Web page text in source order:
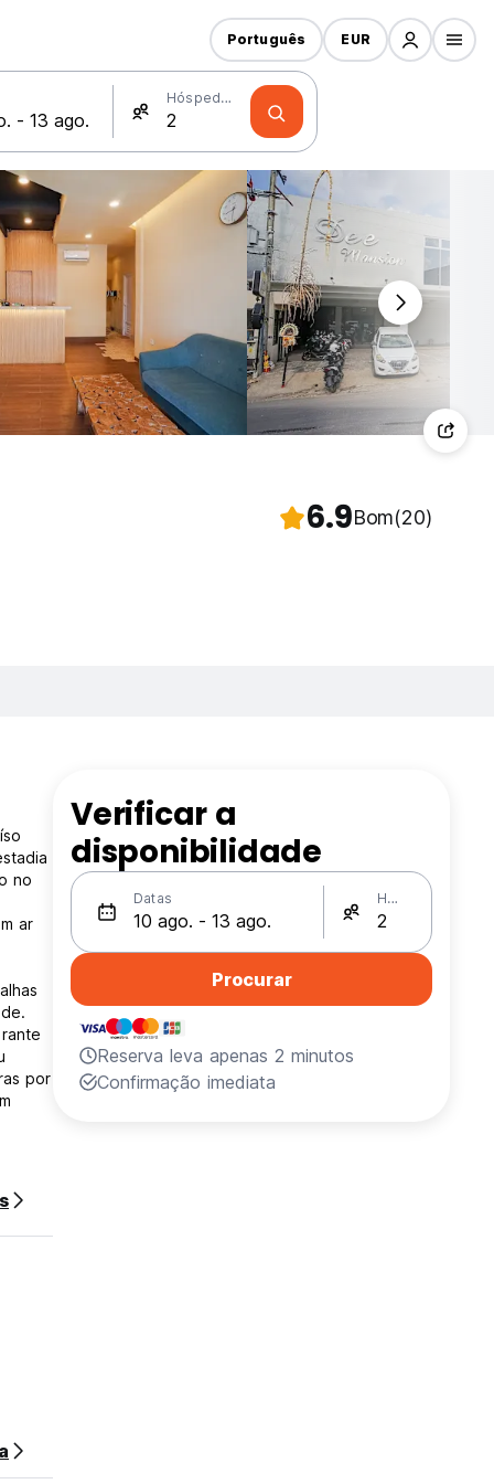
Hóspedes
Português EUR
6.9Bom(20)
no
ar
por
Verificar a
disponibilidade
Datas Hóspedes
Procurar
Reserva leva apenas 2 minutos
Confirmação imediata